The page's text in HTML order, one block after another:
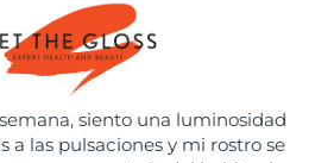
siento una luminosidad
a las pulsaciones y mi rostro se